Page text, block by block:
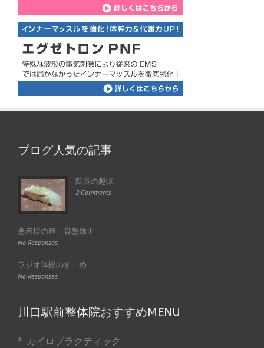
ブログ人気の記事
院長の趣味
2 Comments
患者様の声：骨盤矯正
No Responses.
ラジオ体操のすゝめ
No Responses.
川口駅前整体院おすすめMENU
カイロプラクティック